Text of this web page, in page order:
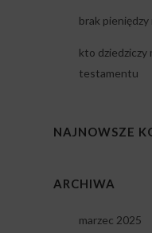
brak
kto dziedziczy
testamentu
NAJNOWSZE
ARCHIWA
marzec 2025